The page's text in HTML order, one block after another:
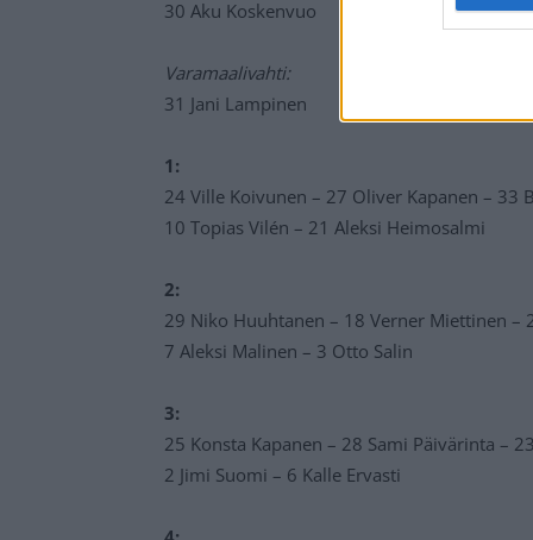
30 Aku Koskenvuo
Varamaalivahti:
31 Jani Lampinen
1:
24 Ville Koivunen – 27 Oliver Kapanen – 33
10 Topias Vilén – 21 Aleksi Heimosalmi
2:
29 Niko Huuhtanen – 18 Verner Miettinen –
7 Aleksi Malinen – 3 Otto Salin
3:
25 Konsta Kapanen – 28 Sami Päivärinta –
2 Jimi Suomi – 6 Kalle Ervasti